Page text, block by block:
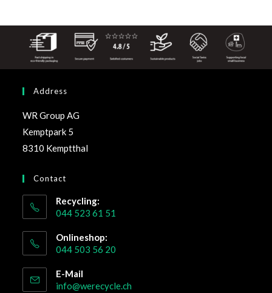
Address
WR Group AG
Kemptpark 5
8310 Kemptthal
Contact
Recycling:
044 523 61 51
Onlineshop:
044 503 56 20
E-Mail
info@werecycle.ch